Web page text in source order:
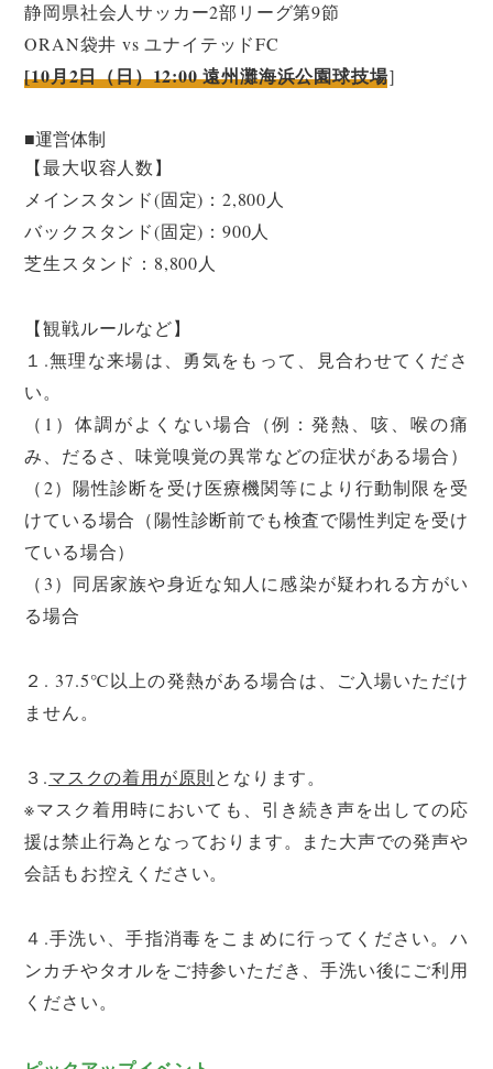
静岡県社会人サッカー2部リーグ第9節
ORAN袋井 vs ユナイテッドFC
[10月2日（日）12:00 遠州灘海浜公園球技場］
■運営体制
【最大収容人数】
メインスタンド(固定)：2,800人
バックスタンド(固定)：900人
芝生スタンド：8,800人
【観戦ルールなど】
１.無理な来場は、勇気をもって、見合わせてくださ
い。
（1）体調がよくない場合（例：発熱、咳、喉の痛
み、だるさ、味覚嗅覚の異常などの症状がある場合）
（2）陽性診断を受け医療機関等により行動制限を受
けている場合（陽性診断前でも検査で陽性判定を受け
ている場合）
（3）同居家族や身近な知人に感染が疑われる方がい
る場合
２. 37.5℃以上の発熱がある場合は、ご入場いただけ
ません。
３.マスクの着用が原則となります。
※マスク着用時においても、引き続き声を出しての応
援は禁止行為となっております。また大声での発声や
会話もお控えください。
４.手洗い、手指消毒をこまめに行ってください。ハ
ンカチやタオルをご持参いただき、手洗い後にご利用
ください。